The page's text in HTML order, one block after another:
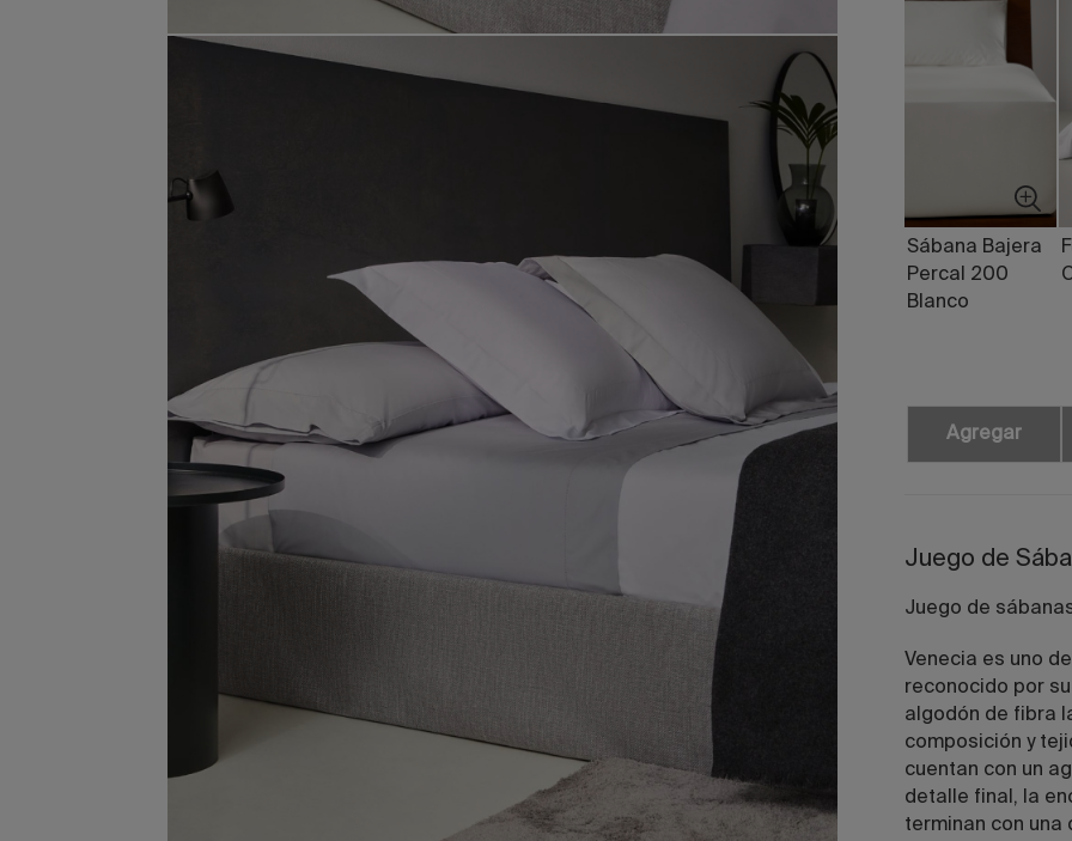
Sábana Bajera
Percal 200
Blanco
Agregar
Juego de
Juego de
Venecia es uno
reconocido por
algodón de fibra
composición y
cuentan con un
detalle final, la
terminan con una